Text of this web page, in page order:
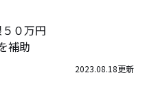
０万円
補助
2023.08.18更新